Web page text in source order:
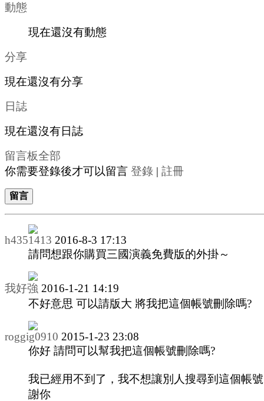
動態
現在還沒有動態
分享
現在還沒有分享
日誌
現在還沒有日誌
留言板全部
你需要登錄後才可以留言 登錄 | 註冊
留言
h4351413 2016-8-3 17:13
請問想跟你購買三國演義免費版的外掛～
我好強 2016-1-21 14:19
不好意思 可以請版大 將我把這個帳號刪除嗎?
roggig0910 2015-1-23 23:08
你好 請問可以幫我把這個帳號刪除嗎?
我已經用不到了，我不想讓別人搜尋到這個帳
謝你